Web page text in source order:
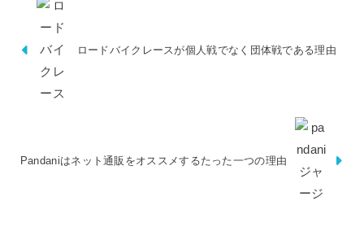
ロードバイクレースが個人戦でなく団体戦である理由
Pandaniはネット通販をオススメするたった一つの理由